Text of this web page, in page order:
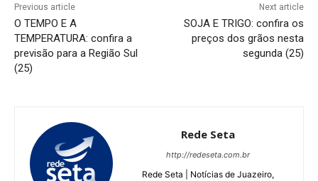
Previous article
O TEMPO E A
TEMPERATURA: confira a
previsão para a Região Sul
(25)
Next article
SOJA E TRIGO: confira os
preços dos grãos nesta
segunda (25)
Rede Seta
http://redeseta.com.br
Rede Seta | Notícias de Juazeiro,